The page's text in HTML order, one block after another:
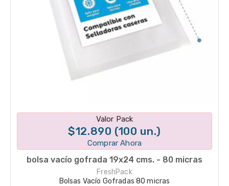
Disponible en 1 variantes
Valor Pack
$12.890 (100 un.)
Comprar Ahora
bolsa vacío gofrada 19x24 cms. - 80 micras
FreshPack
Bolsas Vacío Gofradas 80 micras